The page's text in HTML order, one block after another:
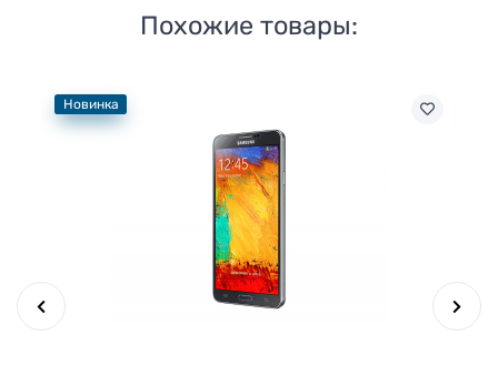
Похожие товары:
Новинка